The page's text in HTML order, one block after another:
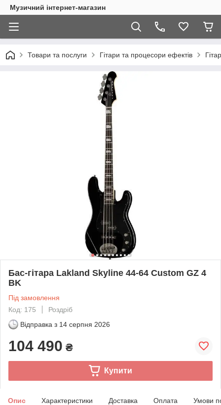
Музичний інтернет-магазин
Товари та послуги Гітари та процесори ефектів
Бас-гітара Lakland Skyline 44-64 Custom GZ 4
BK
Під замовлення
Код: 175
Роздріб
Відправка з 14 серпня 2026
104 490 ₴
Купити
Опис Характеристики Доставка Оплата Умови